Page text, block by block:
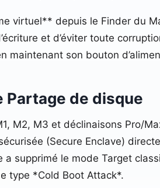
virtuel** depuis le Finder du
et d’éviter toute
maintenant son bouton
Partage de disque
M2, M3 et déclinaisons Pro/
(Secure Enclave)
supprimé le mode Target
type *Cold Boot Attack*.